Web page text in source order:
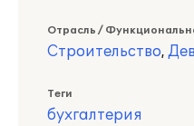
Отрасль /
Строительство,
Теги
бухгалтерия